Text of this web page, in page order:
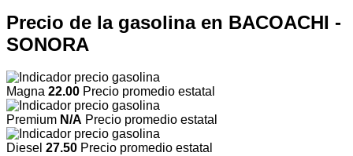
Precio de la gasolina en BACOACHI -
SONORA
Magna 22.00 Precio promedio estatal
Premium N/A Precio promedio estatal
Diesel 27.50 Precio promedio estatal